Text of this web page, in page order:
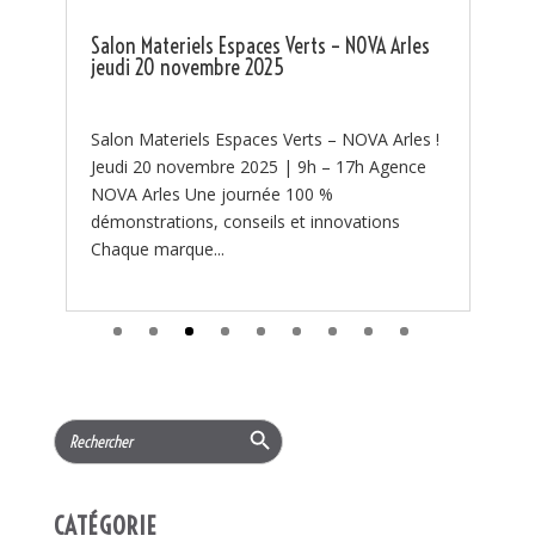
Salon Materiels Espaces Verts – NOVA Arles
jeudi 20 novembre 2025
Salon Materiels Espaces Verts – NOVA Arles !
Jeudi 20 novembre 2025 | 9h – 17h Agence
NOVA Arles Une journée 100 %
démonstrations, conseils et innovations
Chaque marque...
Search
for:
Search Button
CATÉGORIE